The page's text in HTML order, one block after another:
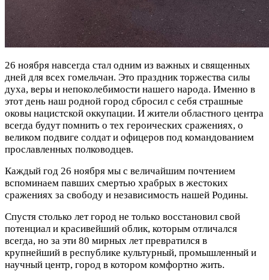
26 ноября навсегда стал одним из важных и священных
дней для всех гомельчан. Это праздник торжества силы
духа, веры и непоколебимости нашего народа. Именно в
этот день наш родной город сбросил с себя страшные
оковы нацистской оккупации. И жители областного центра
всегда будут помнить о тех героических сражениях, о
великом подвиге солдат и офицеров под командованием
прославленных полководцев.
Каждый год 26 ноября мы с величайшим почтением
вспоминаем павших смертью храбрых в жестоких
сражениях за свободу и независимость нашей Родины.
Спустя столько лет город не только восстановил свой
потенциал и красивейший облик, которым отличался
всегда, но за эти 80 мирных лет превратился в
крупнейший в республике культурный, промышленный и
научный центр, город в котором комфортно жить.